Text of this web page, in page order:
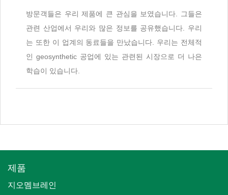
방문객들은 우리 제품에 큰 관심을 보였습니다. 그들은
관련 산업에서 우리와 많은 정보를 공유했습니다. 우리
는 또한 이 업계의 동료들을 만났습니다. 우리는 전체적
인 geosynthetic 공업에 있는 관련된 시장으로 더 나은
학습이 있습니다.
제품
지오멤브레인